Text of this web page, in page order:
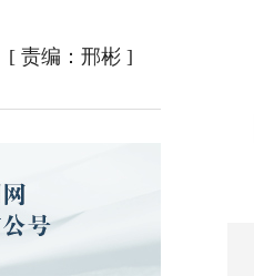
[ 责编：邢彬]